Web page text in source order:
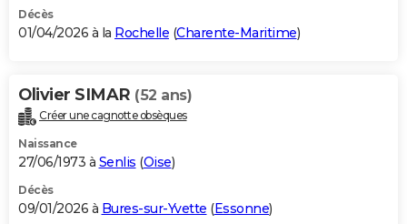
BONS PLANS
Carte de Noël
Carte Bonne année
Carte Saint-Valentin
Carte Pâques
Carte d'anniversaire
DICTIONNAIRE
Dictionnaire
Biographies
Citations
Expressions
Proverbes
PROGRAMME TV
S'inscrire
Se connecter
Lycées
Collèges
Primaires
Universités
Entreprises
Service militaire
Avis de recherche
AVIS DE DÉCÈS
Décès
01/04/2026 à la Rochelle (Charente-Maritime)
Olivier SIMAR (52 ans)
Créer une cagnotte obsèques
Naissance
27/06/1973 à Senlis (Oise)
Décès
09/01/2026 à Bures-sur-Yvette (Essonne)